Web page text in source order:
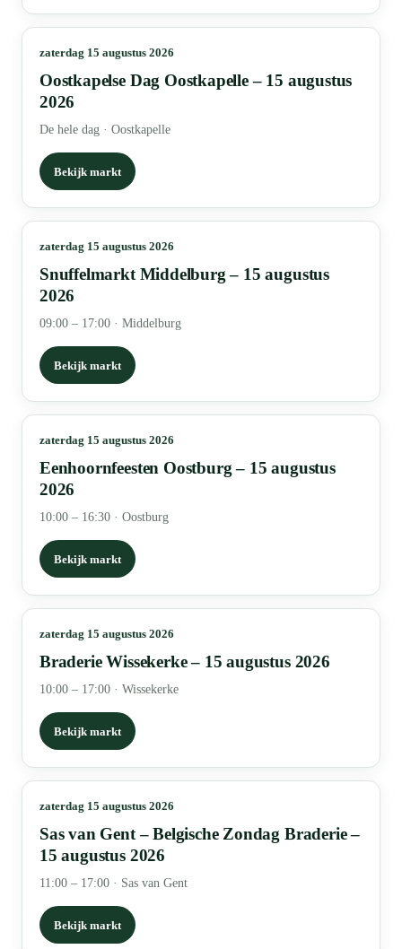
zaterdag 15 augustus 2026
Oostkapelse Dag Oostkapelle – 15 augustus
2026
De hele dag · Oostkapelle
Bekijk markt
zaterdag 15 augustus 2026
Snuffelmarkt Middelburg – 15 augustus
2026
09:00 – 17:00 · Middelburg
Bekijk markt
zaterdag 15 augustus 2026
Eenhoornfeesten Oostburg – 15 augustus
2026
10:00 – 16:30 · Oostburg
Bekijk markt
zaterdag 15 augustus 2026
Braderie Wissekerke – 15 augustus 2026
10:00 – 17:00 · Wissekerke
Bekijk markt
zaterdag 15 augustus 2026
Sas van Gent – Belgische Zondag Braderie –
15 augustus 2026
11:00 – 17:00 · Sas van Gent
Bekijk markt